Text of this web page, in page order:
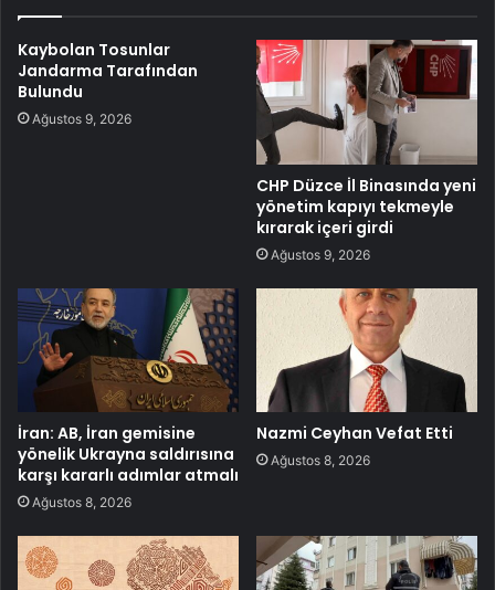
Kaybolan Tosunlar
Jandarma Tarafından
Bulundu
Ağustos 9, 2026
CHP Düzce İl Binasında yeni
yönetim kapıyı tekmeyle
kırarak içeri girdi
Ağustos 9, 2026
İran: AB, İran gemisine
yönelik Ukrayna saldırısına
karşı kararlı adımlar atmalı
Ağustos 8, 2026
Nazmi Ceyhan Vefat Etti
Ağustos 8, 2026